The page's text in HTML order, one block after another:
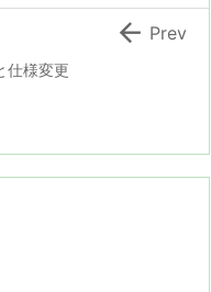
仕様変更
 Prev